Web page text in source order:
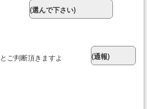
ご判断頂きますよ